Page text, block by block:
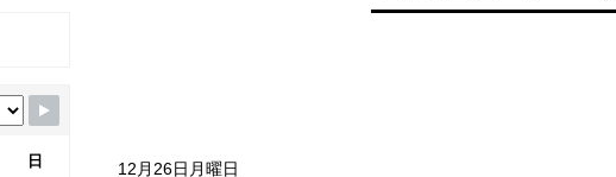
12月26日月曜日
日